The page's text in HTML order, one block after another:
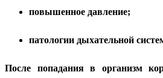
повышенное давление;
патологии дыхательной
После попадания в организм